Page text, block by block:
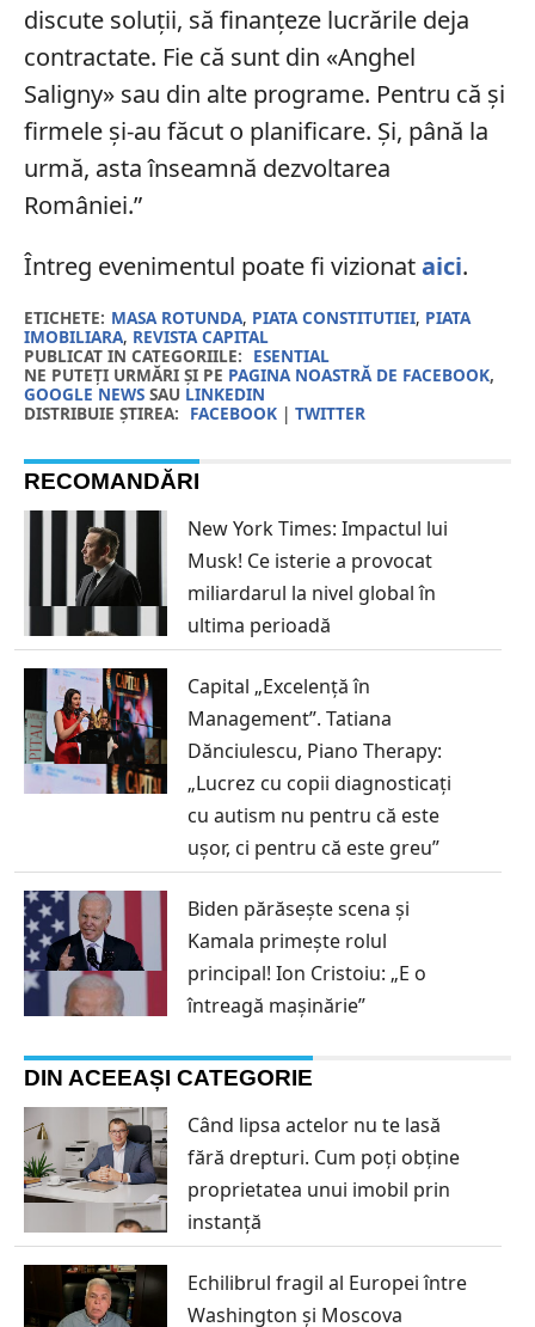
discute soluții, să finanțeze lucrările deja
contractate. Fie că sunt din «Anghel
Saligny» sau din alte programe. Pentru că și
firmele și-au făcut o planificare. Și, până la
urmă, asta înseamnă dezvoltarea
României.”
Întreg evenimentul poate fi vizionataici.
ETICHETE: MASA ROTUNDA, PIATA CONSTITUTIEI, PIATA
IMOBILIARA, REVISTA CAPITAL
PUBLICAT IN CATEGORIILE: ESENTIAL
NE PUTEȚI URMĂRI ȘI PE PAGINA NOASTRĂ DE FACEBOOK,
GOOGLE NEWSSAU LINKEDIN
DISTRIBUIE ȘTIREA: FACEBOOK| TWITTER
RECOMANDĂRI
New York Times: Impactul lui
Musk! Ce isterie a provocat
miliardarul la nivel global în
ultima perioadă
Capital „Excelență în
Management”. Tatiana
Dănciulescu, Piano Therapy:
„Lucrez cu copii diagnosticați
cu autism nu pentru că este
ușor, ci pentru că este greu”
Biden părăsește scena și
Kamala primește rolul
principal! Ion Cristoiu: „E o
întreagă mașinărie”
DIN ACEEAȘI CATEGORIE
Când lipsa actelor nu te lasă
fără drepturi. Cum poți obține
proprietatea unui imobil prin
instanță
Echilibrul fragil al Europei între
Washington și Moscova